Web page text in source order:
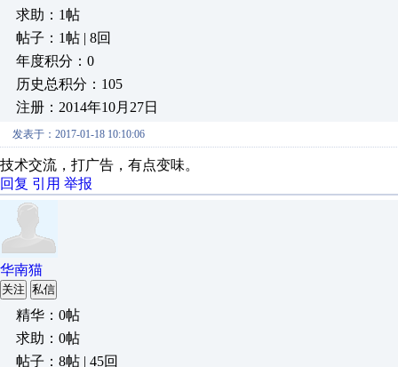
求助：1帖
帖子：1帖 | 8回
年度积分：0
历史总积分：105
注册：2014年10月27日
发表于：2017-01-18 10:10:06
技术交流，打广告，有点变味。
回复 引用 举报
华南猫
关注 私信
精华：0帖
求助：0帖
帖子：8帖 | 45回